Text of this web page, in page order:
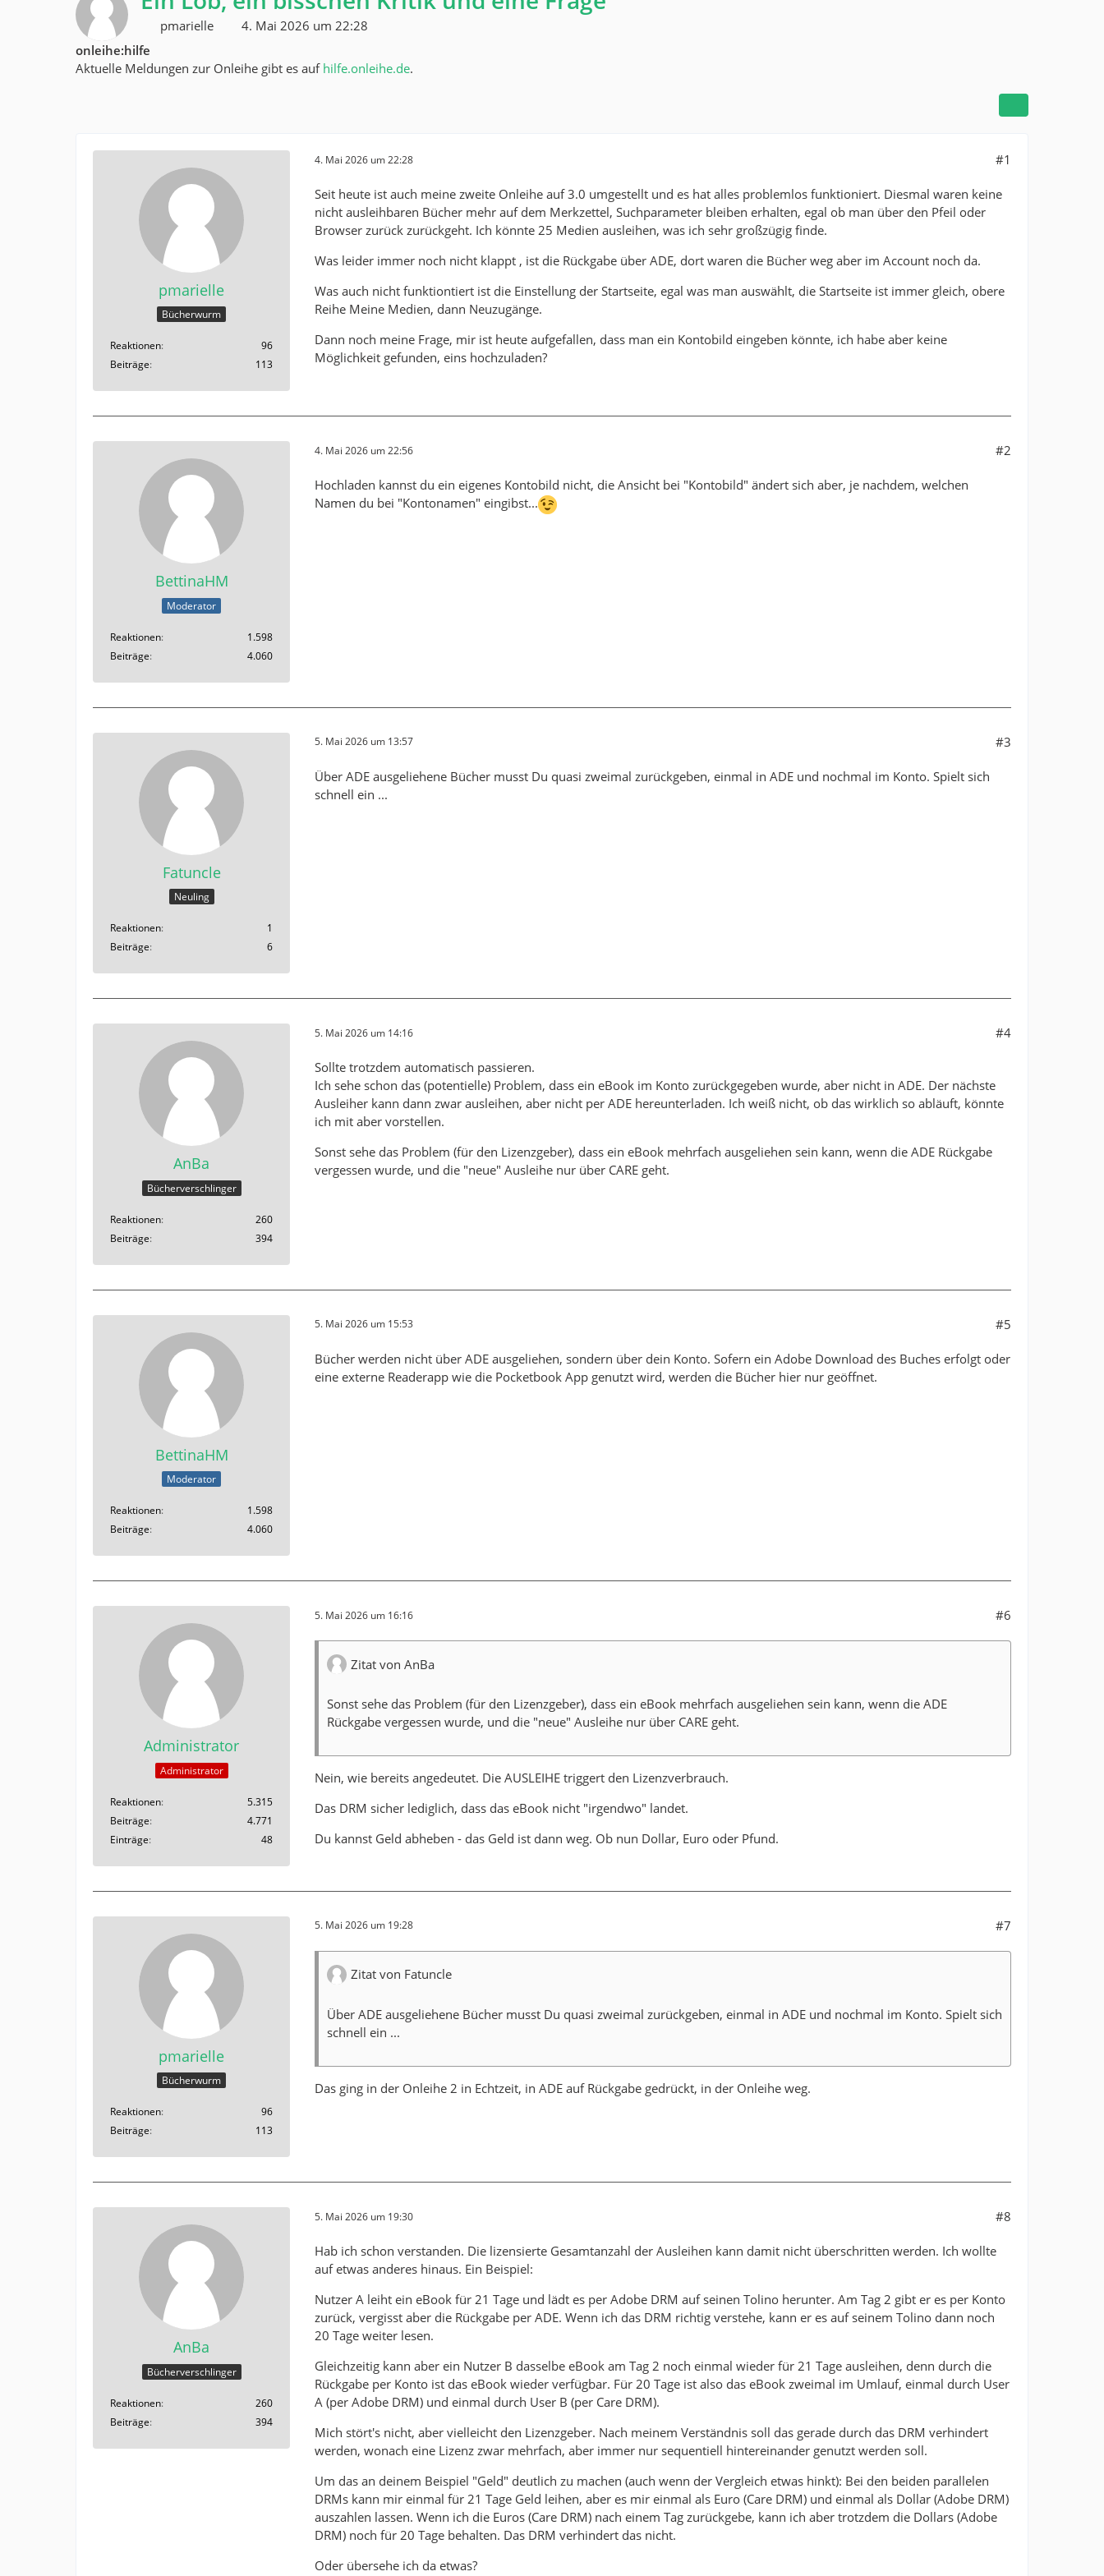
pmarielle
4. Mai 2026 um 22:28
onleihe:hilfe
Aktuelle Meldungen zur Onleihe gibt es auf hilfe.onleihe.de.
pmarielle
Bücherwurm
Reaktionen
96
Beiträge
113
4. Mai 2026 um 22:28 #1
Seit heute ist auch meine zweite Onleihe auf 3.0 umgestellt und es hat alles problemlos funktioniert. Diesmal waren keine
nicht ausleihbaren Bücher mehr auf dem Merkzettel, Suchparameter bleiben erhalten, egal ob man über den Pfeil oder
Browser zurück zurückgeht. Ich könnte 25 Medien ausleihen, was ich sehr großzügig finde.
Was leider immer noch nicht klappt , ist die Rückgabe über ADE, dort waren die Bücher weg aber im Account noch da.
Was auch nicht funktiontiert ist die Einstellung der Startseite, egal was man auswählt, die Startseite ist immer gleich, obere
Reihe Meine Medien, dann Neuzugänge.
Dann noch meine Frage, mir ist heute aufgefallen, dass man ein Kontobild eingeben könnte, ich habe aber keine
Möglichkeit gefunden, eins hochzuladen?
BettinaHM
Moderator
Reaktionen
1.598
Beiträge
4.060
4. Mai 2026 um 22:56 #2
Hochladen kannst du ein eigenes Kontobild nicht, die Ansicht bei "Kontobild" ändert sich aber, je nachdem, welchen
Namen du bei "Kontonamen" eingibst...
Fatuncle
Neuling
Reaktionen
1
Beiträge
6
5. Mai 2026 um 13:57 #3
Über ADE ausgeliehene Bücher musst Du quasi zweimal zurückgeben, einmal in ADE und nochmal im Konto. Spielt sich
schnell ein ...
AnBa
Bücherverschlinger
Reaktionen
260
Beiträge
394
5. Mai 2026 um 14:16 #4
Sollte trotzdem automatisch passieren.
Ich sehe schon das (potentielle) Problem, dass ein eBook im Konto zurückgegeben wurde, aber nicht in ADE. Der nächste
Ausleiher kann dann zwar ausleihen, aber nicht per ADE hereunterladen. Ich weiß nicht, ob das wirklich so abläuft, könnte
ich mit aber vorstellen.
Sonst sehe das Problem (für den Lizenzgeber), dass ein eBook mehrfach ausgeliehen sein kann, wenn die ADE Rückgabe
vergessen wurde, und die "neue" Ausleihe nur über CARE geht.
BettinaHM
Moderator
Reaktionen
1.598
Beiträge
4.060
5. Mai 2026 um 15:53 #5
Bücher werden nicht über ADE ausgeliehen, sondern über dein Konto. Sofern ein Adobe Download des Buches erfolgt oder
eine externe Readerapp wie die Pocketbook App genutzt wird, werden die Bücher hier nur geöffnet.
Administrator
Administrator
Reaktionen
5.315
Beiträge
4.771
Einträge
48
5. Mai 2026 um 16:16 #6
Zitat von AnBa
Sonst sehe das Problem (für den Lizenzgeber), dass ein eBook mehrfach ausgeliehen sein kann, wenn die ADE
Rückgabe vergessen wurde, und die "neue" Ausleihe nur über CARE geht.
Nein, wie bereits angedeutet. Die AUSLEIHE triggert den Lizenzverbrauch.
Das DRM sicher lediglich, dass das eBook nicht "irgendwo" landet.
Du kannst Geld abheben - das Geld ist dann weg. Ob nun Dollar, Euro oder Pfund.
pmarielle
Bücherwurm
Reaktionen
96
Beiträge
113
5. Mai 2026 um 19:28 #7
Zitat von Fatuncle
Über ADE ausgeliehene Bücher musst Du quasi zweimal zurückgeben, einmal in ADE und nochmal im Konto. Spielt sich
schnell ein ...
Das ging in der Onleihe 2 in Echtzeit, in ADE auf Rückgabe gedrückt, in der Onleihe weg.
AnBa
Bücherverschlinger
Reaktionen
260
Beiträge
394
5. Mai 2026 um 19:30 #8
Hab ich schon verstanden. Die lizensierte Gesamtanzahl der Ausleihen kann damit nicht überschritten werden. Ich wollte
auf etwas anderes hinaus. Ein Beispiel:
Nutzer A leiht ein eBook für 21 Tage und lädt es per Adobe DRM auf seinen Tolino herunter. Am Tag 2 gibt er es per Konto
zurück, vergisst aber die Rückgabe per ADE. Wenn ich das DRM richtig verstehe, kann er es auf seinem Tolino dann noch
20 Tage weiter lesen.
Gleichzeitig kann aber ein Nutzer B dasselbe eBook am Tag 2 noch einmal wieder für 21 Tage ausleihen, denn durch die
Rückgabe per Konto ist das eBook wieder verfügbar. Für 20 Tage ist also das eBook zweimal im Umlauf, einmal durch User
A (per Adobe DRM) und einmal durch User B (per Care DRM).
Mich stört's nicht, aber vielleicht den Lizenzgeber. Nach meinem Verständnis soll das gerade durch das DRM verhindert
werden, wonach eine Lizenz zwar mehrfach, aber immer nur sequentiell hintereinander genutzt werden soll.
Um das an deinem Beispiel "Geld" deutlich zu machen (auch wenn der Vergleich etwas hinkt): Bei den beiden parallelen
DRMs kann mir einmal für 21 Tage Geld leihen, aber es mir einmal als Euro (Care DRM) und einmal als Dollar (Adobe DRM)
auszahlen lassen. Wenn ich die Euros (Care DRM) nach einem Tag zurückgebe, kann ich aber trotzdem die Dollars (Adobe
DRM) noch für 20 Tage behalten. Das DRM verhindert das nicht.
Oder übersehe ich da etwas?